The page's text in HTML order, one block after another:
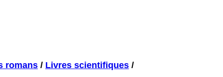
romans / Livres scientifiques /